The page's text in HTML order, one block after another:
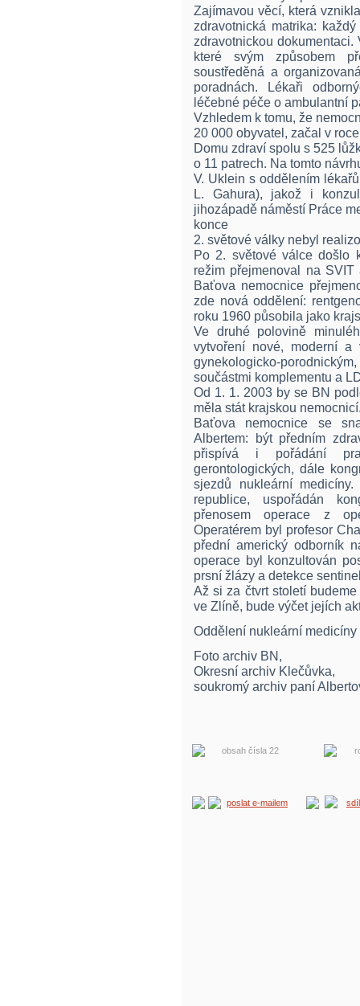
Zajímavou věcí, která
zdravotnická matrika:
zdravotnickou
které svým způsobem
soustředěná a
poradnách. Lékaři
léčebné péče o ambulantní
Vzhledem k tomu, že
20 000 obyvatel, začal v
Domu zdraví spolu s 525
o 11 patrech. Na tomto
V. Uklein s oddělením
L. Gahura), jakož i
jihozápadě náměstí Práce
konce
2. světové války nebyl
Po 2. světové válce došlo
režim přejmenoval na
Baťova nemocnice
zde nová oddělení:
roku 1960 působila jako
Ve druhé polovině
vytvoření nové, moderní a
gynekologicko-
součástmi komplementu a
Od 1. 1. 2003 by se BN
měla stát krajskou
Baťova nemocnice se
Albertem: být předním
přispívá i pořádání
gerontologických, dále
sjezdů nukleární
republice, uspořádán
přenosem operace z
Operatérem byl profesor
přední americký odborník
operace byl konzultován
prsní žlázy a detekce
Až si za čtvrt století
ve Zlíně, bude výčet jejích
Oddělení nukleární
Foto archiv BN,
Okresní archiv Klečůvka,
soukromý archiv paní
obsah čísla 22
poslat e-mailem